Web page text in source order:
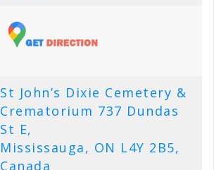
St John’s Dixie Cemetery &
Crematorium 737 Dundas
St E,
Mississauga, ON L4Y 2B5,
Canada